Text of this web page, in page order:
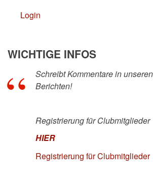
Login
WICHTIGE INFOS
Schreibt Kommentare in
Berichten!
Registrierung für Clubmitglieder
HIER
Registrierung für Clubmitglieder